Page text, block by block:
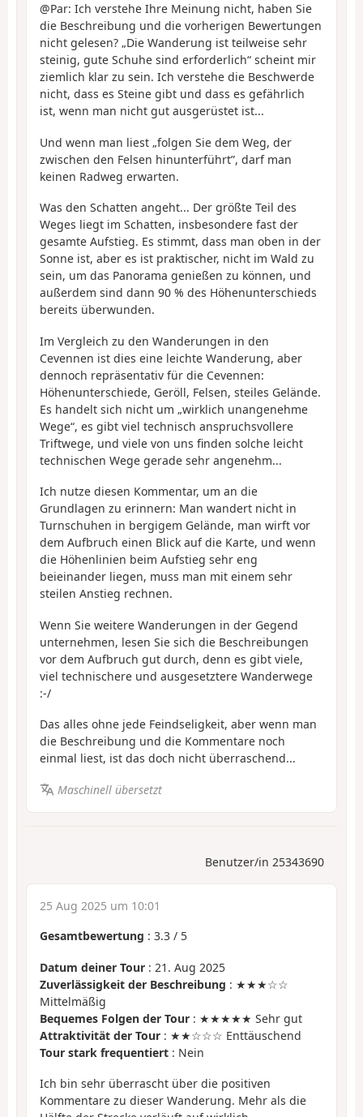
@Par: Ich verstehe Ihre Meinung nicht, haben Sie
die Beschreibung und die vorherigen Bewertungen
nicht gelesen? „Die Wanderung ist teilweise sehr
steinig, gute Schuhe sind erforderlich“ scheint mir
ziemlich klar zu sein. Ich verstehe die Beschwerde
nicht, dass es Steine gibt und dass es gefährlich
ist, wenn man nicht gut ausgerüstet ist...
Und wenn man liest „folgen Sie dem Weg, der
zwischen den Felsen hinunterführt”, darf man
keinen Radweg erwarten.
Was den Schatten angeht... Der größte Teil des
Weges liegt im Schatten, insbesondere fast der
gesamte Aufstieg. Es stimmt, dass man oben in der
Sonne ist, aber es ist praktischer, nicht im Wald zu
sein, um das Panorama genießen zu können, und
außerdem sind dann 90 % des Höhenunterschieds
bereits überwunden.
Im Vergleich zu den Wanderungen in den
Cevennen ist dies eine leichte Wanderung, aber
dennoch repräsentativ für die Cevennen:
Höhenunterschiede, Geröll, Felsen, steiles Gelände.
Es handelt sich nicht um „wirklich unangenehme
Wege“, es gibt viel technisch anspruchsvollere
Triftwege, und viele von uns finden solche leicht
technischen Wege gerade sehr angenehm...
Ich nutze diesen Kommentar, um an die
Grundlagen zu erinnern: Man wandert nicht in
Turnschuhen in bergigem Gelände, man wirft vor
dem Aufbruch einen Blick auf die Karte, und wenn
die Höhenlinien beim Aufstieg sehr eng
beieinander liegen, muss man mit einem sehr
steilen Anstieg rechnen.
Wenn Sie weitere Wanderungen in der Gegend
unternehmen, lesen Sie sich die Beschreibungen
vor dem Aufbruch gut durch, denn es gibt viele,
viel technischere und ausgesetztere Wanderwege
:-/
Das alles ohne jede Feindseligkeit, aber wenn man
die Beschreibung und die Kommentare noch
einmal liest, ist das doch nicht überraschend...
Maschinell übersetzt
Benutzer/in 25343690
25 Aug 2025 um 10:01
Gesamtbewertung : 3.3 / 5
Datum deiner Tour : 21. Aug 2025
Zuverlässigkeit der Beschreibung : ★★★☆☆
Mittelmäßig
Bequemes Folgen der Tour : ★★★★★ Sehr gut
Attraktivität der Tour : ★★☆☆☆ Enttäuschend
Tour stark frequentiert : Nein
Ich bin sehr überrascht über die positiven
Kommentare zu dieser Wanderung. Mehr als die